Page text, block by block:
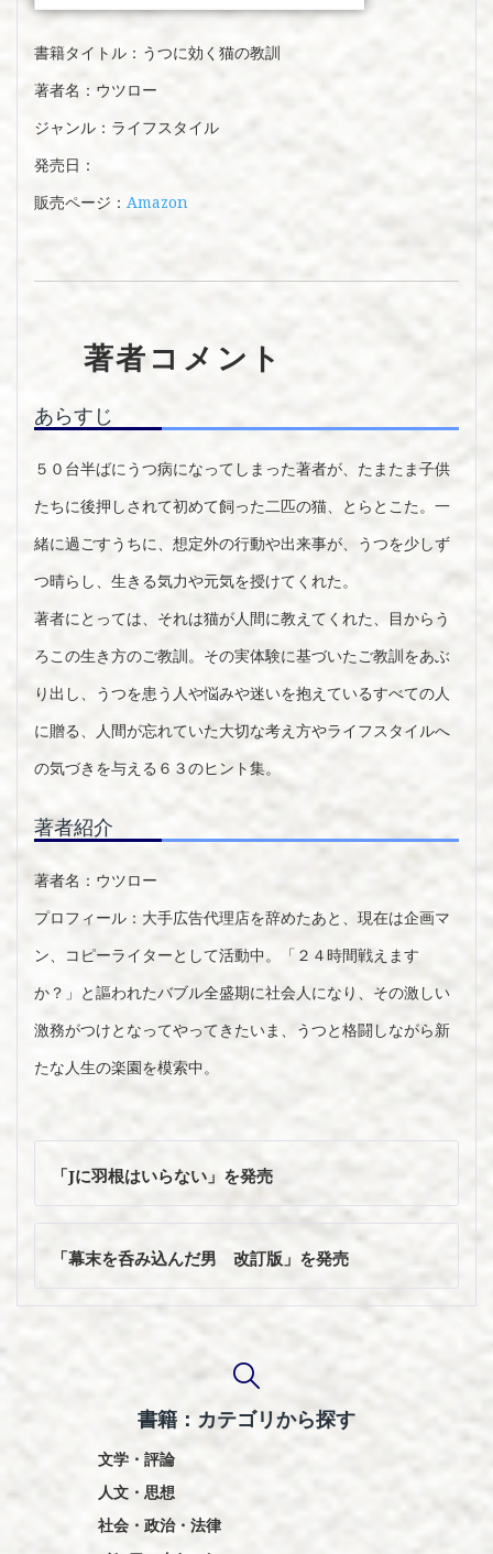
書籍タイトル：うつに効く猫の教訓
著者名：ウツロー
ジャンル：ライフスタイル
発売日：
販売ページ： Amazon
著者コメント
あらすじ
５０台半ばにうつ病になってしまった著者が、たまたま子供
たちに後押しされて初めて飼った二匹の猫、とらとこた。一
緒に過ごすうちに、想定外の行動や出来事が、うつを少しず
つ晴らし、生きる気力や元気を授けてくれた。
著者にとっては、それは猫が人間に教えてくれた、目からう
ろこの生き方のご教訓。その実体験に基づいたご教訓をあぶ
り出し、うつを患う人や悩みや迷いを抱えているすべての人
に贈る、人間が忘れていた大切な考え方やライフスタイルへ
の気づきを与える６３のヒント集。
著者紹介
著者名：ウツロー
プロフィール：大手広告代理店を辞めたあと、現在は企画マ
ン、コピーライターとして活動中。「２４時間戦えます
か？」と謳われたバブル全盛期に社会人になり、その激しい
激務がつけとなってやってきたいま、うつと格闘しながら新
たな人生の楽園を模索中。
投
ナ
ビ
シ
ョ
「Jに羽根はいらない」を発売
「幕末を呑み込んだ男 改訂版」を発売
書籍：カテゴリから探す
文学・評論
人文・思想
社会・政治・法律